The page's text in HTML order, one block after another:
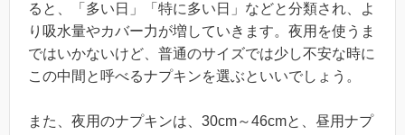
ると、「多い日」「特に多い日」などと分類され、よ
り吸水量やカバー力が増していきます。夜用を使うま
ではいかないけど、普通のサイズでは少し不安な時に
この中間と呼べるナプキンを選ぶといいでしょう。
また、夜用のナプキンは、30cm～46cmと、昼用ナプ